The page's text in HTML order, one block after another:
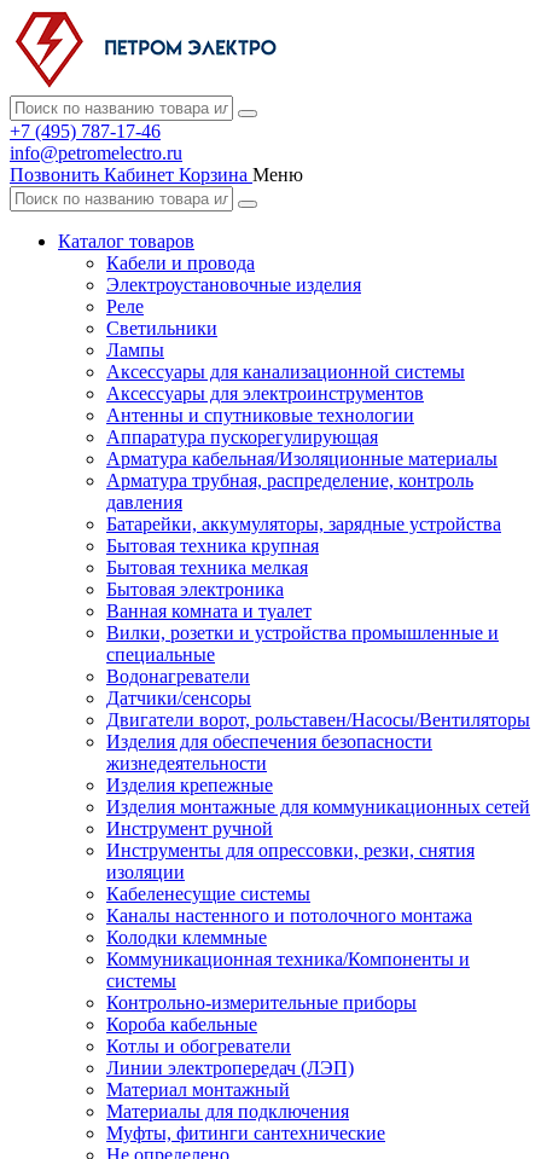
+7 (495) 787-17-46
info@petromelectro.ru
Позвонить Кабинет Корзина Меню
Каталог товаров
Кабели и провода
Электроустановочные изделия
Реле
Светильники
Лампы
Аксессуары для канализационной системы
Аксессуары для электроинструментов
Антенны и спутниковые технологии
Аппаратура пускорегулирующая
Арматура кабельная/Изоляционные материалы
Арматура трубная, распределение, контроль
давления
Батарейки, аккумуляторы, зарядные устройства
Бытовая техника крупная
Бытовая техника мелкая
Бытовая электроника
Ванная комната и туалет
Вилки, розетки и устройства промышленные и
специальные
Водонагреватели
Датчики/сенсоры
Двигатели ворот, рольставен/Насосы/Вентиляторы
Изделия для обеспечения безопасности
жизнедеятельности
Изделия крепежные
Изделия монтажные для коммуникационных сетей
Инструмент ручной
Инструменты для опрессовки, резки, снятия
изоляции
Кабеленесущие системы
Каналы настенного и потолочного монтажа
Колодки клеммные
Коммуникационная техника/Компоненты и
системы
Контрольно-измерительные приборы
Короба кабельные
Котлы и обогреватели
Линии электропередач (ЛЭП)
Материал монтажный
Материалы для подключения
Муфты, фитинги сантехнические
Не определено